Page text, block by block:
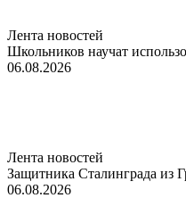
Лента новостей
Школьников научат
06.08.2026
Лента новостей
Защитника Сталинграда из
06.08.2026